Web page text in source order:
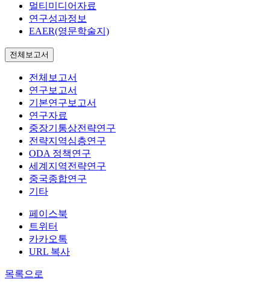
멀티미디어자료
연구성과정보
EAER(영문학술지)
전체보고서
전체보고서
연구보고서
기본연구보고서
연구자료
중장기통상전략연구
전략지역심층연구
ODA 정책연구
세계지역전략연구
중국종합연구
기타
페이스북
트위터
카카오톡
URL 복사
목록으로